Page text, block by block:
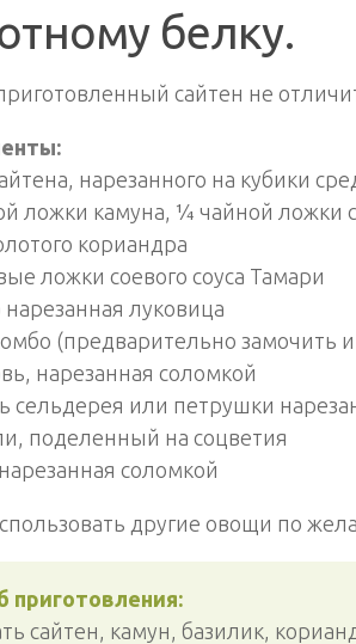
белку.
сайтен не
нарезанного на кубики
ложки камуна, ¼ чайной ложки
кориандра
ложки соевого соуса Тамари
нарезанная луковица
(предварительно замочить и
нарезанная соломкой
сельдерея или петрушки
поделенный на соцветия
соломкой
другие овощи по
приготовления:
сайтен, камун, базилик,